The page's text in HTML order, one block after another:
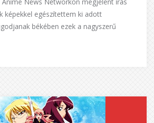
képekkel egészítettem ki adott
békében ezek a nagyszerű